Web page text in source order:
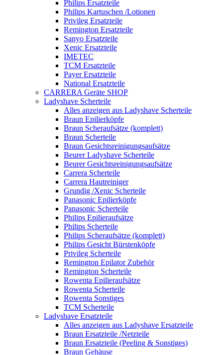
Philips Ersatzteile
Philips Kartuschen /Lotionen
Privileg Ersatzteile
Remington Ersatzteile
Sanyo Ersatzteile
Xenic Ersatzteile
IMETEC
TCM Ersatzteile
Payer Ersatzteile
National Ersatzteile
CARRERA Geräte SHOP
Ladyshave Scherteile
Alles anzeigen aus Ladyshave Scherteile
Braun Epilierköpfe
Braun Scheraufsätze (komplett)
Braun Scherteile
Braun Gesichtsreinigungsaufsätze
Beurer Ladyshave Scherteile
Beurer Gesichtsreinigungsaufsätze
Carrera Scherteile
Carrera Hautreiniger
Grundig /Xenic Scherteile
Panasonic Epilierköpfe
Panasonic Scherteile
Philips Epilieraufsätze
Philips Scherteile
Philips Scheraufsätze (komplett)
Philips Gesicht Bürstenköpfe
Privileg Scherteile
Remington Epilator Zubehör
Remington Scherteile
Rowenta Epilieraufsätze
Rowenta Scherteile
Rowenta Sonstiges
TCM Scherteile
Ladyshave Ersatzteile
Alles anzeigen aus Ladyshave Ersatzteile
Braun Ersatzteile /Netzteile
Braun Ersatzteile (Peeling & Sonstiges)
Braun Gehäuse